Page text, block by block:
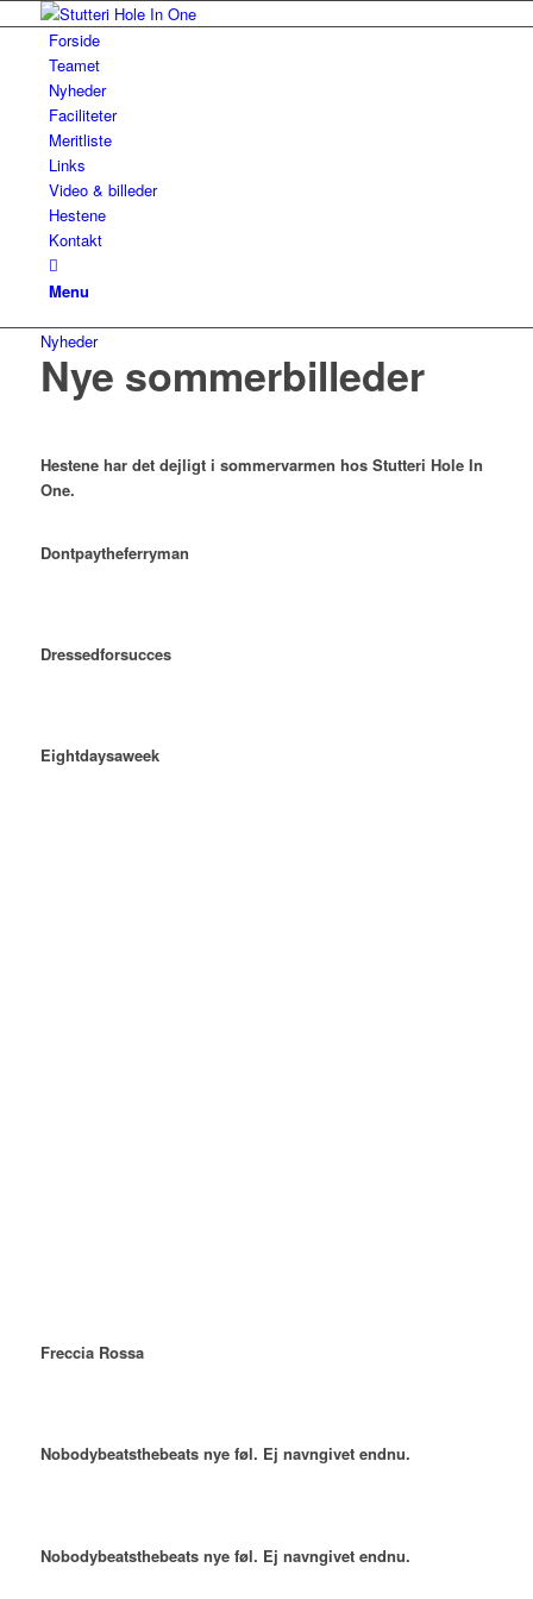
Forside
Teamet
Nyheder
Faciliteter
Meritliste
Links
Video & billeder
Hestene
Kontakt
Menu
Nyheder
Nye sommerbilleder
Hestene har det dejligt i sommervarmen hos Stutteri Hole In
One.
Dontpaytheferryman
Dressedforsucces
Eightdaysaweek
Freccia Rossa
Nobodybeatsthebeats nye føl. Ej navngivet endnu.
Nobodybeatsthebeats nye føl. Ej navngivet endnu.